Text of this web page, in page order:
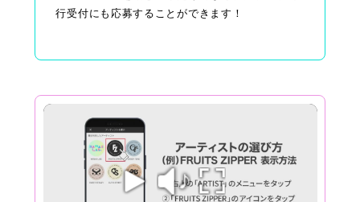
行受付にも応募することができます！